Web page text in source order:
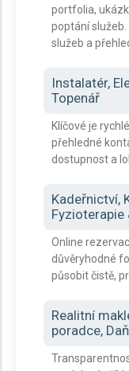
portfolia,
poptání
služeb a
Instalatér,
Topenář
Klíčové je
přehledné
dostupnost a
Kadeřnictví,
Fyzioterapie
Online
důvěryhodné
působit čistě,
Realitní
poradce,